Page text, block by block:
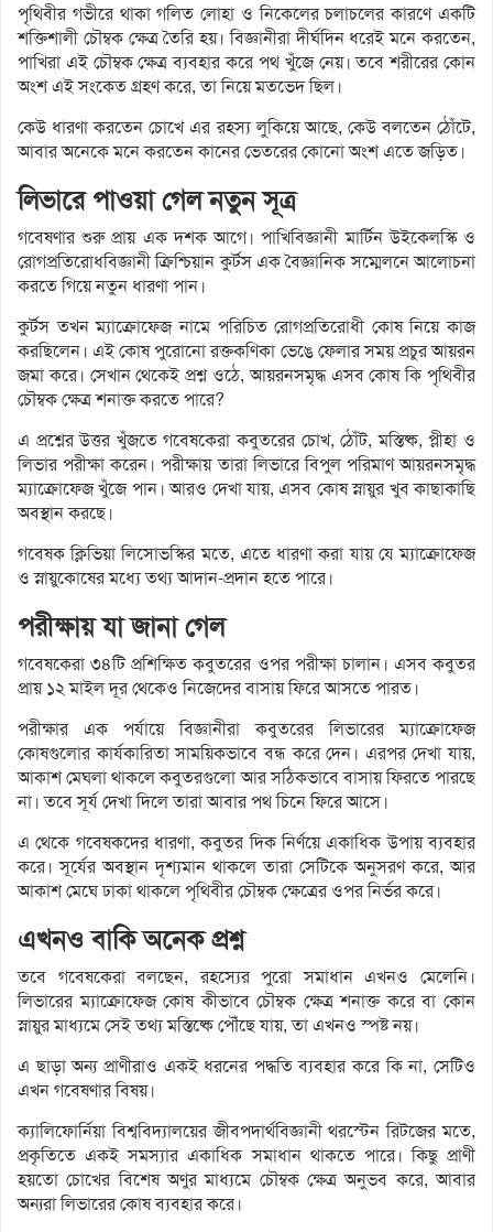
পৃথিবীর গভীরে থাকা গলিত লোহা ও নিকেলের চলাচলের কারণে একটি
শক্তিশালী চৌম্বক ক্ষেত্র তৈরি হয়। বিজ্ঞানীরা দীর্ঘদিন ধরেই মনে করতেন,
পাখিরা এই চৌম্বক ক্ষেত্র ব্যবহার করে পথ খুঁজে নেয়। তবে শরীরের কোন
অংশ এই সংকেত গ্রহণ করে, তা নিয়ে মতভেদ ছিল।
কেউ ধারণা করতেন চোখে এর রহস্য লুকিয়ে আছে, কেউ বলতেন ঠোঁটে,
আবার অনেকে মনে করতেন কানের ভেতরের কোনো অংশ এতে জড়িত।
লিভারে পাওয়া গেল নতুন সূত্র
গবেষণার শুরু প্রায় এক দশক আগে। পাখিবিজ্ঞানী মার্টিন উইকেলস্কি ও
রোগপ্রতিরোধবিজ্ঞানী ক্রিশ্চিয়ান কুর্টস এক বৈজ্ঞানিক সম্মেলনে আলোচনা
করতে গিয়ে নতুন ধারণা পান।
কুর্টস তখন ম্যাক্রোফেজ নামে পরিচিত রোগপ্রতিরোধী কোষ নিয়ে কাজ
করছিলেন। এই কোষ পুরোনো রক্তকণিকা ভেঙে ফেলার সময় প্রচুর আয়রন
জমা করে। সেখান থেকেই প্রশ্ন ওঠে, আয়রনসমৃদ্ধ এসব কোষ কি পৃথিবীর
চৌম্বক ক্ষেত্র শনাক্ত করতে পারে?
এ প্রশ্নের উত্তর খুঁজতে গবেষকেরা কবুতরের চোখ, ঠোঁট, মস্তিষ্ক, প্লীহা ও
লিভার পরীক্ষা করেন। পরীক্ষায় তারা লিভারে বিপুল পরিমাণ আয়রনসমৃদ্ধ
ম্যাক্রোফেজ খুঁজে পান। আরও দেখা যায়, এসব কোষ স্নায়ুর খুব কাছাকাছি
অবস্থান করছে।
গবেষক ক্লিভিয়া লিসোভস্কির মতে, এতে ধারণা করা যায় যে ম্যাক্রোফেজ
ও স্নায়ুকোষের মধ্যে তথ্য আদান-প্রদান হতে পারে।
পরীক্ষায় যা জানা গেল
গবেষকেরা ৩৪টি প্রশিক্ষিত কবুতরের ওপর পরীক্ষা চালান। এসব কবুতর
প্রায় ১২ মাইল দূর থেকেও নিজেদের বাসায় ফিরে আসতে পারত।
পরীক্ষার এক পর্যায়ে বিজ্ঞানীরা কবুতরের লিভারের ম্যাক্রোফেজ
কোষগুলোর কার্যকারিতা সাময়িকভাবে বন্ধ করে দেন। এরপর দেখা যায়,
আকাশ মেঘলা থাকলে কবুতরগুলো আর সঠিকভাবে বাসায় ফিরতে পারছে
না। তবে সূর্য দেখা দিলে তারা আবার পথ চিনে ফিরে আসে।
এ থেকে গবেষকদের ধারণা, কবুতর দিক নির্ণয়ে একাধিক উপায় ব্যবহার
করে। সূর্যের অবস্থান দৃশ্যমান থাকলে তারা সেটিকে অনুসরণ করে, আর
আকাশ মেঘে ঢাকা থাকলে পৃথিবীর চৌম্বক ক্ষেত্রের ওপর নির্ভর করে।
এখনও বাকি অনেক প্রশ্ন
তবে গবেষকেরা বলছেন, রহস্যের পুরো সমাধান এখনও মেলেনি।
লিভারের ম্যাক্রোফেজ কোষ কীভাবে চৌম্বক ক্ষেত্র শনাক্ত করে বা কোন
স্নায়ুর মাধ্যমে সেই তথ্য মস্তিষ্কে পৌঁছে যায়, তা এখনও স্পষ্ট নয়।
এ ছাড়া অন্য প্রাণীরাও একই ধরনের পদ্ধতি ব্যবহার করে কি না, সেটিও
এখন গবেষণার বিষয়।
ক্যালিফোর্নিয়া বিশ্ববিদ্যালয়ের জীবপদার্থবিজ্ঞানী থরস্টেন রিটজের মতে,
প্রকৃতিতে একই সমস্যার একাধিক সমাধান থাকতে পারে। কিছু প্রাণী
হয়তো চোখের বিশেষ অণুর মাধ্যমে চৌম্বক ক্ষেত্র অনুভব করে, আবার
অন্যরা লিভারের কোষ ব্যবহার করে।